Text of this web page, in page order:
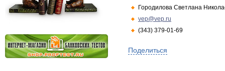
Городилова Светлана
vep@vep.ru
(343) 379-01-69
Поделиться